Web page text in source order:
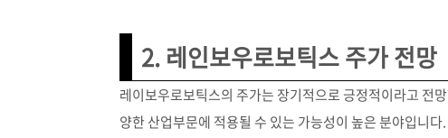
2. 레인보우로보틱스 주가 전망
레이보우로보틱스의 주가는 장기적으로 긍정적이라고 전
양한 산업부문에 적용될 수 있는 가능성이 높은 분야입니